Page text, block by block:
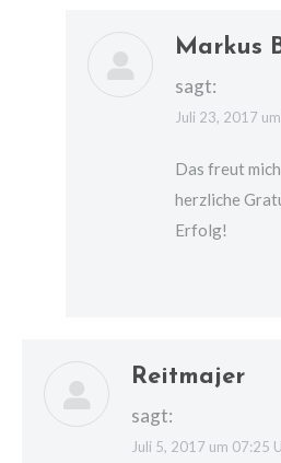
Markus
sagt:
Juli 23, 2017
Das freut
herzliche
Erfolg!
Reitmajer
sagt:
Juli 5, 2017 um 07:25